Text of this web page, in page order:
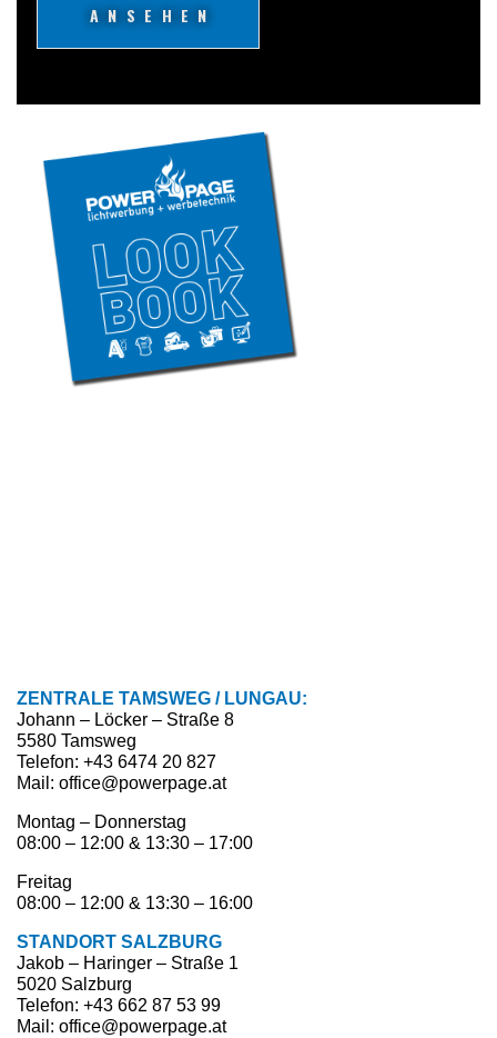
ANSEHEN
ZENTRALE TAMSWEG / LUNGAU:
Johann – Löcker – Straße 8
5580 Tamsweg
Telefon: +43 6474 20 827
Mail: office@powerpage.at
Montag – Donnerstag
08:00 – 12:00 & 13:30 – 17:00
Freitag
08:00 – 12:00 & 13:30 – 16:00
STANDORT SALZBURG
Jakob – Haringer – Straße 1
5020 Salzburg
Telefon: +43 662 87 53 99
Mail: office@powerpage.at